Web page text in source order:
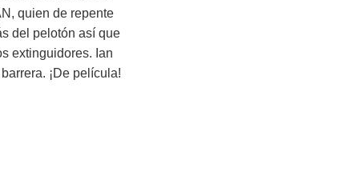
quien de repente
del pelotón así que
extinguidores. Ian
¡De película!